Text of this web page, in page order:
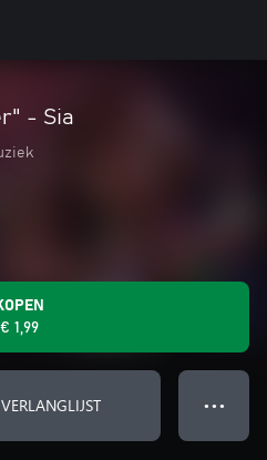
- Sia
€ 1,99
● ● ●